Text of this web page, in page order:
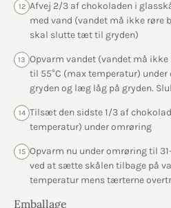
12 Afvej 2/3 af chokoladen i
med vand (vandet må ikke røre
skal slutte tæt til gryden)
13 Opvarm vandet (vandet må
til 55°C (max temperatur)
gryden og læg låg på gryden.
14 Tilsæt den sidste 1/3 af
temperatur) under omrøring
15 Opvarm nu under omrøring til
ved at sætte skålen tilbage på
temperatur mens tærterne
Emballage